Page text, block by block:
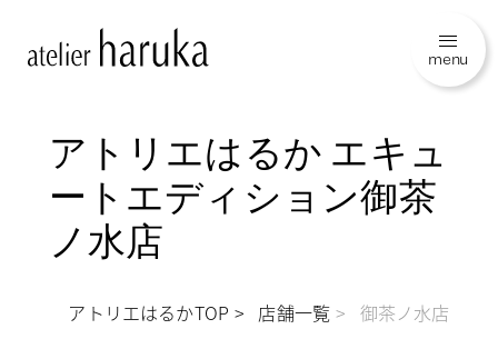
menu
アトリエはるか エキュ
ートエディション御茶
ノ水店
アトリエはるかTOP 店舗一覧 御茶ノ水店